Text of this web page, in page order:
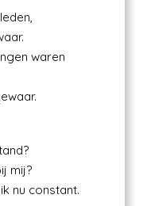
waren
mij?
nu constant.